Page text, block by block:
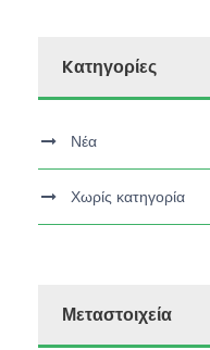
Kατηγορίες
Νέα
Χωρίς κατηγορία
Μεταστοιχεία